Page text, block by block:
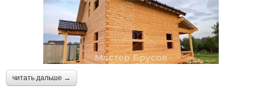
читать дальше →